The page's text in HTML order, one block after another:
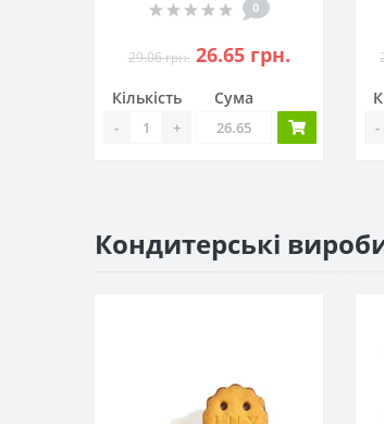
0
29.06 грн. 26.65 грн.
Кількість
- +
Сума
-
Кондитерські